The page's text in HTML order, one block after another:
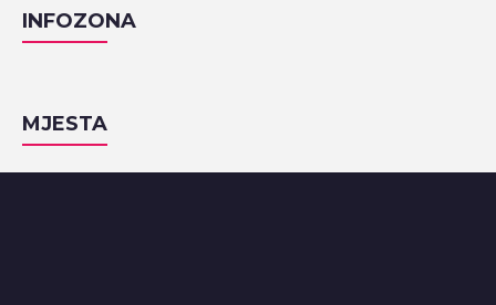
INFOZONA
MJESTA